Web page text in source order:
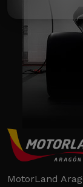
MotorLand